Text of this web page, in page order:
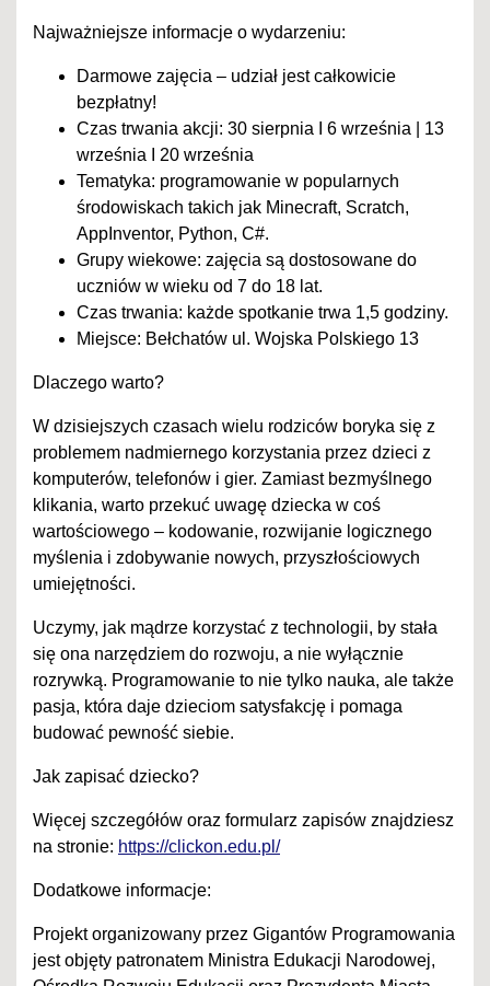
Najważniejsze informacje o wydarzeniu:
Darmowe zajęcia – udział jest całkowicie
bezpłatny!
Czas trwania akcji: 30 sierpnia I 6 września | 13
września I 20 września
Tematyka: programowanie w popularnych
środowiskach takich jak Minecraft, Scratch,
AppInventor, Python, C#.
Grupy wiekowe: zajęcia są dostosowane do
uczniów w wieku od 7 do 18 lat.
Czas trwania: każde spotkanie trwa 1,5 godziny.
Miejsce: Bełchatów ul. Wojska Polskiego 13
Dlaczego warto?
W dzisiejszych czasach wielu rodziców boryka się z
problemem nadmiernego korzystania przez dzieci z
komputerów, telefonów i gier. Zamiast bezmyślnego
klikania, warto przekuć uwagę dziecka w coś
wartościowego – kodowanie, rozwijanie logicznego
myślenia i zdobywanie nowych, przyszłościowych
umiejętności.
Uczymy, jak mądrze korzystać z technologii, by stała
się ona narzędziem do rozwoju, a nie wyłącznie
rozrywką. Programowanie to nie tylko nauka, ale także
pasja, która daje dzieciom satysfakcję i pomaga
budować pewność siebie.
Jak zapisać dziecko?
Więcej szczegółów oraz formularz zapisów znajdziesz
na stronie: https://clickon.edu.pl/
Dodatkowe informacje:
Projekt organizowany przez Gigantów Programowania
jest objęty patronatem Ministra Edukacji Narodowej,